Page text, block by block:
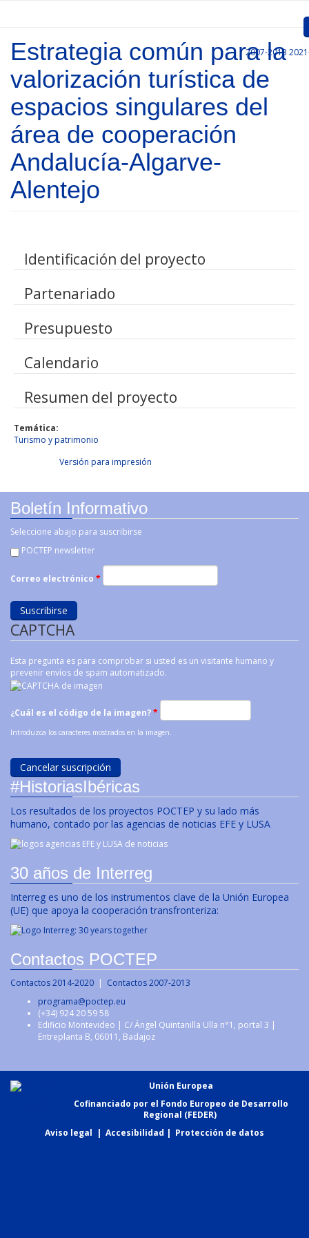
Inicio
Presentación
Convocatorias
Proyectos Aprobados
Comunicación
Enlaces
2007-2013
Estrategia común para la
valorización turística de
espacios singulares del
área de cooperación
Andalucía-Algarve-
Alentejo
Identificación del proyecto
Partenariado
Presupuesto
Calendario
Resumen del proyecto
Temática:
Turismo y patrimonio
Facebook Like
Tweet Widget
Linkedin Share Button
Versión para impresión
Boletín Informativo
Seleccione abajo para suscribirse
POCTEP newsletter
Correo electrónico *
CAPTCHA
Esta pregunta es para comprobar si usted es un visitante humano y
prevenir envíos de spam automatizado.
¿Cuál es el código de la imagen?*
Introduzca los caracteres mostrados en la imagen.
#HistoriasIbéricas
Los resultados de los proyectos POCTEP y su lado más
humano, contado por las agencias de noticias EFE y LUSA
30 años de Interreg
Interreg es uno de los instrumentos clave de la Unión Europea
(UE) que apoya la cooperación transfronteriza:
Contactos POCTEP
Contactos 2014-2020 | Contactos 2007-2013
programa@poctep.eu
(+34) 924 20 59 58
Edificio Montevideo | C/ Ángel Quintanilla Ulla n°1, portal 3 |
Entreplanta B, 06011, Badajoz
Unión Europea
Cofinanciado por el Fondo Europeo de Desarrollo
Regional (FEDER)
Aviso legal | Accesibilidad | Protección de datos